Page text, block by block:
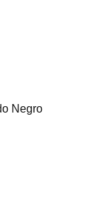
Negro